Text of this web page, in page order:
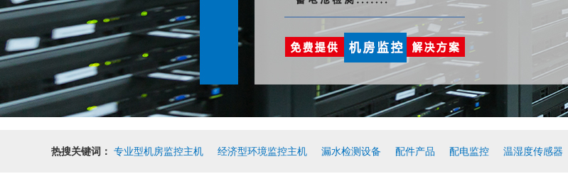
热搜关键词： 专业型机房监控主机 经济型环境监控主机 漏水检测设备 配件产品 配电监控 温湿度传感器